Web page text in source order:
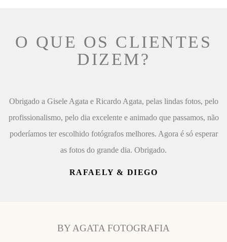
O QUE OS CLIENTES
DIZEM?
Obrigado a Gisele Agata e Ricardo Agata, pelas lindas fotos, pelo
profissionalismo, pelo dia excelente e animado que passamos, não
poderíamos ter escolhido fotógrafos melhores. Agora é só esperar
as fotos do grande dia. Obrigado.
RAFAELY & DIEGO
BY AGATA FOTOGRAFIA